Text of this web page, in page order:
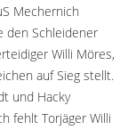
Mechernich
den Schleidener
Willi Möres,
auf Sieg stellt.
und Hacky
fehlt Torjäger Willi